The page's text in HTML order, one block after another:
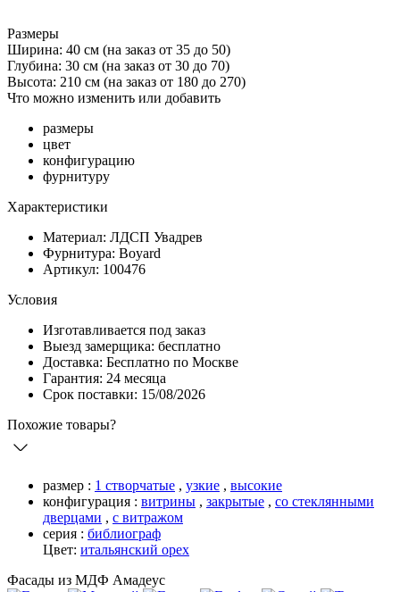
Размеры
Ширина: 40 см (на заказ от 35 до 50)
Глубина: 30 см (на заказ от 30 до 70)
Высота: 210 см (на заказ от 180 до 270)
Что можно изменить или добавить
размеры
цвет
конфигурацию
фурнитуру
Характеристики
Материал: ЛДСП Увадрев
Фурнитура: Boyard
Артикул: 100476
Условия
Изготавливается под заказ
Выезд замерщика: бесплатно
Доставка: Бесплатно по Москве
Гарантия: 24 месяца
Срок поставки: 15/08/2026
Похожие товары?
размер : 1 створчатые , узкие , высокие
конфигурация : витрины , закрытые , со стеклянными
дверцами , с витражом
серия : библиограф
Цвет: итальянский орех
Фасады из МДФ Амадеус